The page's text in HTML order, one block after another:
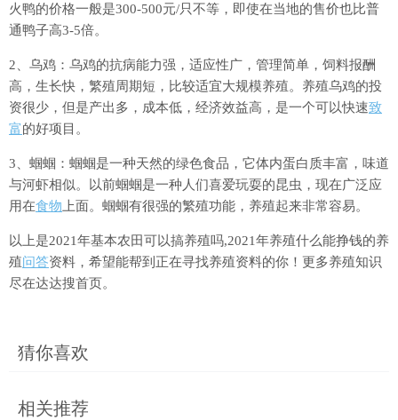
火鸭的价格一般是300-500元/只不等，即使在当地的售价也比普
通鸭子高3-5倍。
2、乌鸡：乌鸡的抗病能力强，适应性广，管理简单，饲料报酬
高，生长快，繁殖周期短，比较适宜大规模养殖。养殖乌鸡的投
资很少，但是产出多，成本低，经济效益高，是一个可以快速致
富的好项目。
3、蝈蝈：蝈蝈是一种天然的绿色食品，它体内蛋白质丰富，味道
与河虾相似。以前蝈蝈是一种人们喜爱玩耍的昆虫，现在广泛应
用在食物 上面。蝈蝈有很强的繁殖功能，养殖起来非常容易。
以上是2021年基本农田可以搞养殖吗,2021年养殖什么能挣钱的养
殖问答资料，希望能帮到正在寻找养殖资料的你！更多养殖知识
尽在达达搜首页。
猜你喜欢
相关推荐